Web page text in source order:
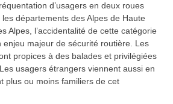
d’usagers en deux roues
départements des Alpes de Haute
Alpes, l’accidentalité de cette catégorie
enjeu majeur de sécurité routière. Les
propices à des balades et privilégiées
usagers étrangers viennent aussi en
plus ou moins familiers de cet